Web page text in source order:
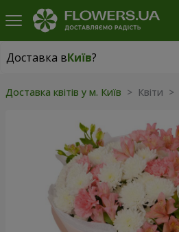
Доставка вКиїв?
Доставка вКиїв
Доставка квітів у м. Київ > Квіти >